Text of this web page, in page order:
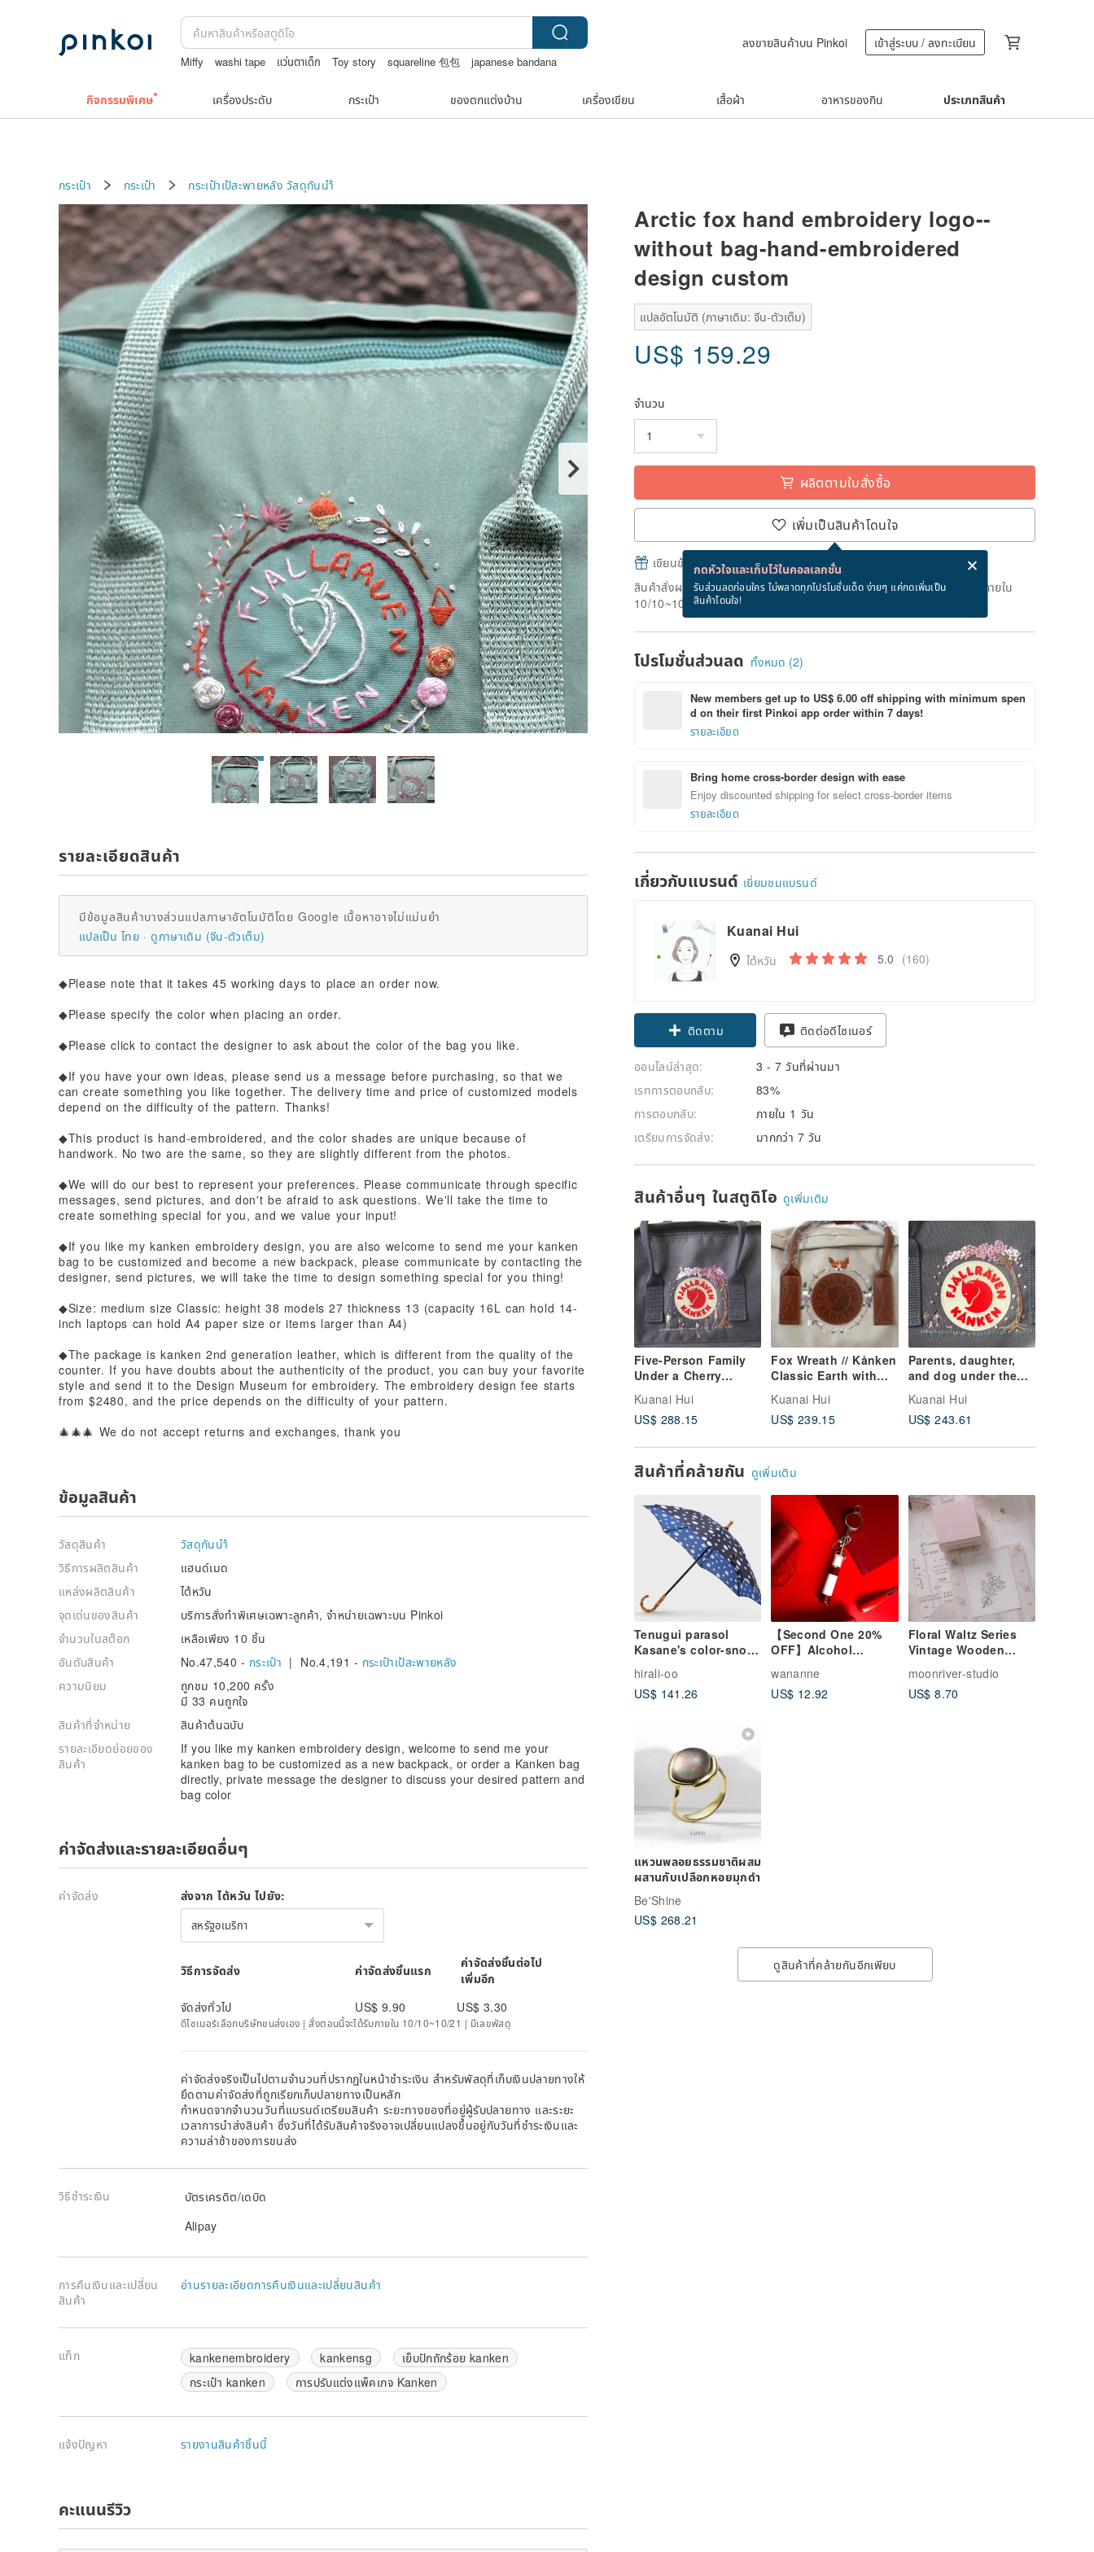
Miffy washi tape แว่นตาเด็ก Toy story squareline 包包
japanese bandana
ลงขายสินค้าบน Pinkoi เข้าสู่ระบบ / ลงทะเบียน
กิจกรรมพิเศษ เครื่องประดับ กระเป๋า ของตกแต่งบ้าน เครื่องเขียน เสื้อผ้า อาหารของกิน ประเภทสินค้า
กระเป๋า กระเป๋า กระเป๋าเป้สะพายหลัง วัสดุกันนำ้
Arctic fox hand embroidery logo--
without bag-hand-embroidered
design custom
แปลอัตโนมัติ (ภาษาเดิม: จีน-ตัวเต็ม)
US$ 159.29
จำนวน
ผลิตตามใบสั่งซื้อ
เพิ่มเป็นสินค้าโดนใจ
กดหัวใจและเก็บไว้ในคอลเลกชั่น
รับส่วนลดก่อนใคร ไม่พลาดทุกโปรโมชั่นเด็ด ง่ายๆ แค่กดเพิ่มเป็น
สินค้าโดนใจ!
เขียนข้อความและส่ง eCard ฟรีเมื่อซื้อสินค้า!
สินค้าสั่งผลิต" ใช้เวลาผลิต 45 วันทำการหลังจากชำระเงิน สั่งตอนนี้จะได้รับภายใน
10/10~10/21
โปรโมชั่นส่วนลด ทั้งหมด (2)
New members get up to US$ 6.00 off shipping with minimum spen
d on their first Pinkoi app order within 7 days!
รายละเอียด
Bring home cross-border design with ease
Enjoy discounted shipping for select cross-border items
รายละเอียด
เกี่ยวกับแบรนด์ เยี่ยมชมแบรนด์
Kuanai Hui
ไต้หวัน 5.0 (160)
ติดตาม ติดต่อดีไซเนอร์
ออนไลน์ล่าสุด:
3 - 7 วันที่ผ่านมา
เรทการตอบกลับ:
83%
การตอบกลับ:
ภายใน 1 วัน
เตรียมการจัดส่ง:
มากกว่า 7 วัน
สินค้าอื่นๆ ในสตูดิโอ ดูเพิ่มเติม
Five-Person Family
Under a Cherry
Blossom Tree / -
Cherry Blossom Tree
- Graphite Kånken
Kuanai Hui
US$ 288.15
Fox Wreath // Kånken
Classic Earth with
Leather Handles
Kuanai Hui
US$ 239.15
Parents, daughter,
and dog under the
cherry blossom tree-
cherry blossom tree -
Graphite Grey
Kuanai Hui
US$ 243.61
สินค้าที่คล้ายกัน ดูเพิ่มเติม
Tenugui parasol
Kasane's color-snow
hail-
hirali-oo
US$ 141.26
【Second One 20%
OFF】Alcohol
Hang & Telescopic
pull∣Red
wananne
US$ 12.92
Floral Waltz Series
Vintage Wooden
Stamp - 3 Designs
Available
moonriver-studio
US$ 8.70
แหวนพลอยธรรมชาติผสม
ผสานกับเปลือกหอยมุกดำ
Be'Shine
US$ 268.21
ดูสินค้าที่คล้ายกันอีกเพียบ
รายละเอียดสินค้า
มีข้อมูลสินค้าบางส่วนแปลภาษาอัตโนมัติโดย Google เนื้อหาอาจไม่แม่นยำ
แปลเป็น ไทย
ดูภาษาเดิม (จีน-ตัวเต็ม)
◆Please note that it takes 45 working days to place an order now.
◆Please specify the color when placing an order.
◆Please click to contact the designer to ask about the color of the bag you like.
◆If you have your own ideas, please send us a message before purchasing, so that we
can create something you like together. The delivery time and price of customized models
depend on the difficulty of the pattern. Thanks!
◆This product is hand-embroidered, and the color shades are unique because of
handwork. No two are the same, so they are slightly different from the photos.
◆We will do our best to represent your preferences. Please communicate through specific
messages, send pictures, and don't be afraid to ask questions. We'll take the time to
create something special for you, and we value your input!
◆If you like my kanken embroidery design, you are also welcome to send me your kanken
bag to be customized and become a new backpack, please communicate by contacting the
designer, send pictures, we will take the time to design something special for you thing!
◆Size: medium size Classic: height 38 models 27 thickness 13 (capacity 16L can hold 14-
inch laptops can hold A4 paper size or items larger than A4)
◆The package is kanken 2nd generation leather, which is different from the quality of the
counter. If you have doubts about the authenticity of the product, you can buy your favorite
style and send it to the Design Museum for embroidery. The embroidery design fee starts
from $2480, and the price depends on the difficulty of your pattern.
🎄🎄🎄 We do not accept returns and exchanges, thank you
ข้อมูลสินค้า
วัสดุสินค้า
วัสดุกันนำ้
วิธีการผลิตสินค้า
แฮนด์เมด
แหล่งผลิตสินค้า
ไต้หวัน
จุดเด่นของสินค้า
บริการสั่งทำพิเศษเฉพาะลูกค้า, จำหน่ายเฉพาะบน Pinkoi
จำนวนในสต๊อก
เหลือเพียง 10 ชิ้น
อันดับสินค้า
No.47,540 - กระเป๋า | No.4,191 - กระเป๋าเป้สะพายหลัง
ความนิยม
ถูกชม 10,200 ครั้ง
มี 33 คนถูกใจ
สินค้าที่จำหน่าย
สินค้าต้นฉบับ
รายละเอียดย่อยของ
สินค้า
If you like my kanken embroidery design, welcome to send me your
kanken bag to be customized as a new backpack, or order a Kanken bag
directly, private message the designer to discuss your desired pattern and
bag color
ค่าจัดส่งและรายละเอียดอื่นๆ
ค่าจัดส่ง ส่งจาก ไต้หวัน ไปยัง:
สหรัฐอเมริกา
วิธีการจัดส่ง ค่าจัดส่งชิ้นแรก
ค่าจัดส่งชิ้นต่อไป
เพิ่มอีก
จัดส่งทั่วไป
US$ 9.90 US$ 3.30
ดีไซเนอร์เลือกบริษัทขนส่งเอง | สั่งตอนนี้จะได้รับภายใน 10/10~10/21 | มีเลขพัสดุ
ค่าจัดส่งจริงเป็นไปตามจำนวนที่ปรากฏในหน้าชำระเงิน สำหรับพัสดุที่เก็บเงินปลายทางให้
ยึดตามค่าจัดส่งที่ถูกเรียกเก็บปลายทางเป็นหลัก
กำหนดจากจำนวนวันที่แบรนด์เตรียมสินค้า ระยะทางของที่อยู่ผู้รับปลายทาง และระยะ
เวลาการนำส่งสินค้า ซึ่งวันที่ได้รับสินค้าจริงอาจเปลี่ยนแปลงขึ้นอยู่กับวันที่ชำระเงินและ
ความล่าช้าของการขนส่ง
วิธีชำระเงิน
บัตรเครดิต/เดบิด
Alipay
การคืนเงินและเปลี่ยน
สินค้า
อ่านรายละเอียดการคืนเงินและเปลี่ยนสินค้า
แท็ก kankenembroidery kankensg
เย็บปักถักร้อย kanken
กระเป๋า kanken
การปรับแต่งแพ็คเกจ Kanken
แจ้งปัญหา รายงานสินค้าชิ้นนี้
คะแนนรีวิว